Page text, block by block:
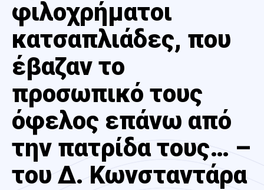
φιλοχρήματοι
κατσαπλιάδες, που
έβαζαν το
προσωπικό τους
όφελος επάνω από
την πατρίδα τους… –
του Δ. Κωνσταντάρα